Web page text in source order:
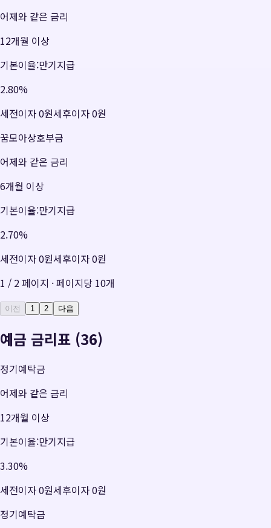
어제와 같은 금리
12개월 이상
기본이율:만기지급
2.80%
세전이자0원세후이자0원
꿈모아상호부금
어제와 같은 금리
6개월 이상
기본이율:만기지급
2.70%
세전이자0원세후이자0원
1 / 2페이지 · 페이지당 10개
이전 1 2 다음
예금 금리표 (36)
정기예탁금
어제와 같은 금리
12개월 이상
기본이율:만기지급
3.30%
세전이자0원세후이자0원
정기예탁금